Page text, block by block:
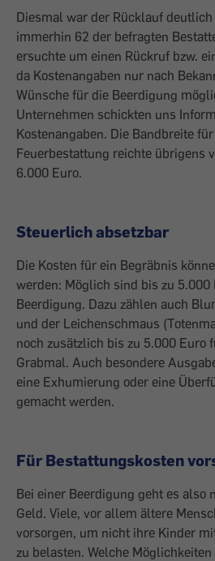
Diesmal war der Rücklauf
immerhin 62 der be­fragten
ersuchte um einen Rückruf bzw.
da Kostenangaben nur nach
Wünsche für die Beerdigung
Unternehmen schickten uns
Kostenangaben. Die Bandbreite
Feuerbestattung reichte übrigens
6.000 Euro.
Steuerlich absetzbar
Die Kosten für ein Begräbnis
werden: Möglich sind bis zu 5.000
Beerdigung. Dazu zählen auch
und der Leichenschmaus
noch zusätzlich bis zu 5.000 Euro
Grabmal. Auch besondere
eine Exhumierung oder eine
­gemacht werden.
Für Bestattungskosten
Bei einer Beerdigung geht es also
Geld. Viele, vor allem ältere
vorsorgen, um nicht ihre Kinder
zu belasten. Welche